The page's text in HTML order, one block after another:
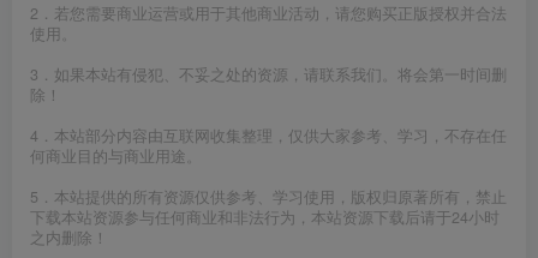
2．若您需要商业运营或用于其他商业活动，请您购买正版授权并合法
使用。
3．如果本站有侵犯、不妥之处的资源，请联系我们。将会第一时间删
除！
4．本站部分内容由互联网收集整理，仅供大家参考、学习，不存在任
何商业目的与商业用途。
5．本站提供的所有资源仅供参考、学习使用，版权归原著所有，禁止
下载本站资源参与任何商业和非法行为，本站资源下载后请于24小时
之内删除！